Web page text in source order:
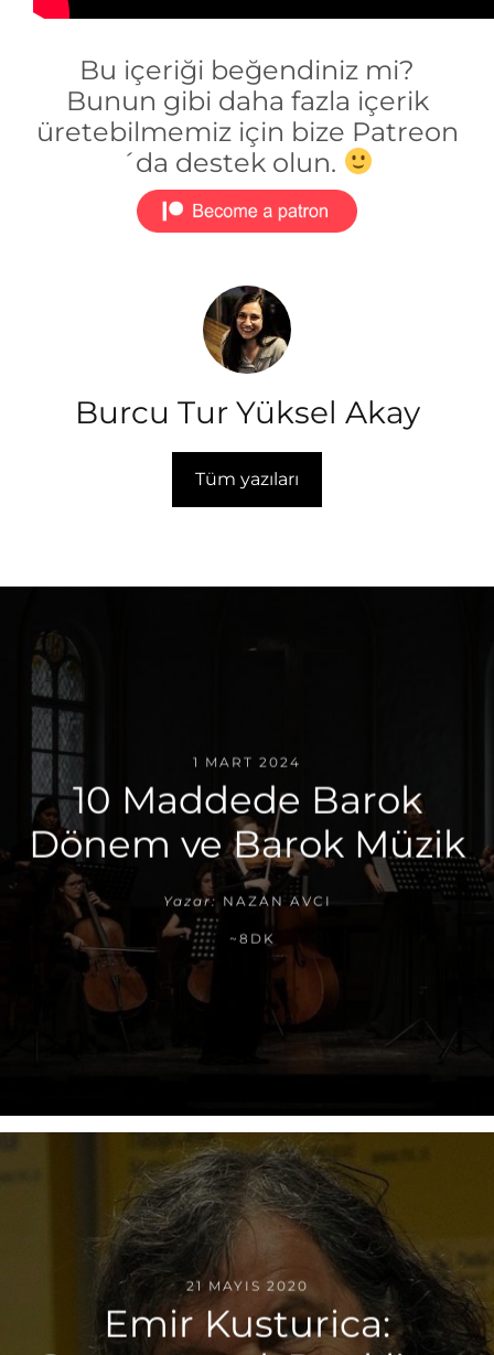
Bu içeriği beğendiniz mi?
Bunun gibi daha fazla içerik
üretebilmemiz için bize Patreon
´da destek olun.
Burcu Tur Yüksel Akay
Tüm yazıları
1 MART 2024
10 Maddede Barok
Dönem ve Barok Müzik
Yazar: NAZAN AVCI
~8DK
21 MAYIS 2020
Emir Kusturica: